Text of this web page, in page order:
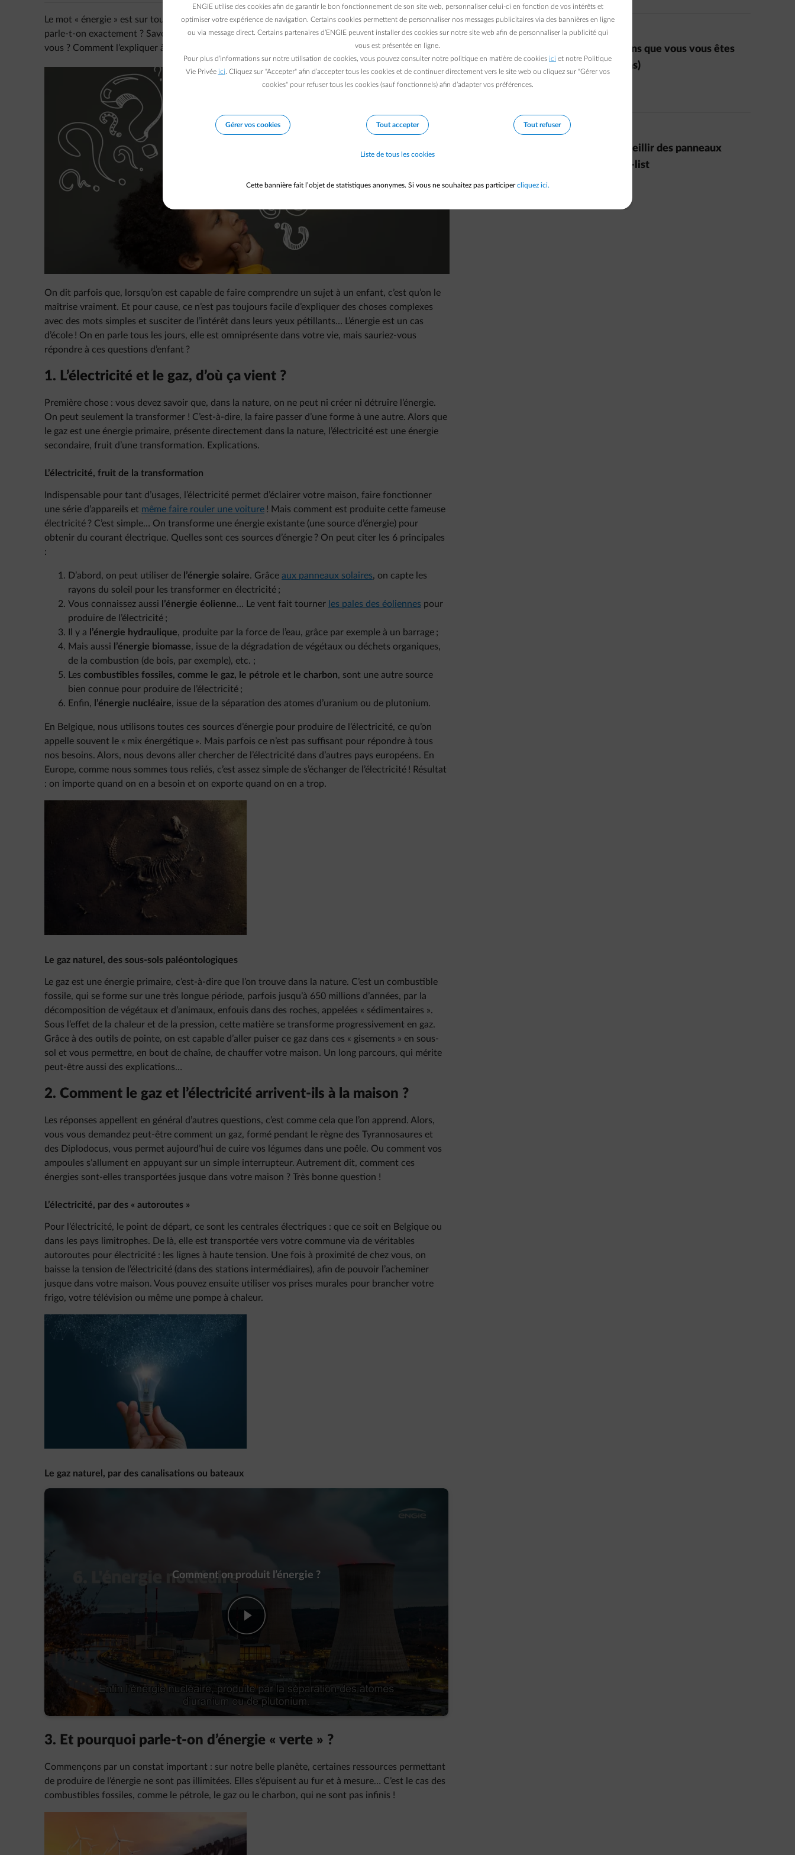
Le mot « énergie » est sur toutes les lèvres et dans chaque geste de notre quotidien, mais de quoi
parle-t-on exactement ? Savez-vous vraiment d’où elle vient ? Comment arrive-t-elle jusque chez
vous ? Comment l’expliquer à un enfant ?
On dit parfois que, lorsqu’on est capable de faire comprendre un sujet à un enfant, c’est qu’on le
maîtrise vraiment. Et pour cause, ce n’est pas toujours facile d’expliquer des choses complexes
avec des mots simples et susciter de l’intérêt dans leurs yeux pétillants… L’énergie est un cas
d’école ! On en parle tous les jours, elle est omniprésente dans votre vie, mais sauriez-vous
répondre à ces questions d’enfant ?
1. L’électricité et le gaz, d’où ça vient ?
Première chose : vous devez savoir que, dans la nature, on ne peut ni créer ni détruire l’énergie.
On peut seulement la transformer ! C’est-à-dire, la faire passer d’une forme à une autre. Alors que
le gaz est une énergie primaire, présente directement dans la nature, l’électricité est une énergie
secondaire, fruit d’une transformation. Explications.
L’électricité, fruit de la transformation
Indispensable pour tant d’usages, l’électricité permet d’éclairer votre maison, faire fonctionner
une série d’appareils et même faire rouler une voiture ! Mais comment est produite cette fameuse
électricité ? C’est simple… On transforme une énergie existante (une source d’énergie) pour
obtenir du courant électrique. Quelles sont ces sources d’énergie ? On peut citer les 6 principales
:
D’abord, on peut utiliser de l’énergie solaire. Grâce aux panneaux solaires, on capte les
rayons du soleil pour les transformer en électricité ;
Vous connaissez aussi
l’énergie éolienne… Le vent fait tourner les pales des éoliennes pour
produire de l’électricité ;
Il y a
l’énergie hydraulique, produite par la force de l’eau, grâce par exemple à un barrage ;
Mais aussi l’énergie biomasse, issue de la dégradation de végétaux ou déchets organiques,
de la combustion (de bois, par exemple), etc. ;
Les combustibles fossiles, comme le gaz, le pétrole et le charbon, sont une autre source
bien connue pour produire de l’électricité ;
Enfin,
l’énergie nucléaire, issue de la séparation des atomes d’uranium ou de plutonium.
En Belgique, nous utilisons toutes ces sources d’énergie pour produire de l’électricité, ce qu’on
appelle souvent le « mix énergétique ». Mais parfois ce n’est pas suffisant pour répondre à tous
nos besoins. Alors, nous devons aller chercher de l’électricité dans d’autres pays européens. En
Europe, comme nous sommes tous reliés, c’est assez simple de s’échanger de l’électricité ! Résultat
: on importe quand on en a besoin et on exporte quand on en a trop.
Le gaz naturel, des sous-sols paléontologiques
Le gaz est une énergie primaire, c’est-à-dire que l’on trouve dans la nature. C’est un combustible
fossile, qui se forme sur une très longue période, parfois jusqu’à 650 millions d’années, par la
décomposition de végétaux et d’animaux, enfouis dans des roches, appelées « sédimentaires ».
Sous l’effet de la chaleur et de la pression, cette matière se transforme progressivement en gaz.
Grâce à des outils de pointe, on est capable d’aller puiser ce gaz dans ces « gisements » en sous-
sol et vous permettre, en bout de chaîne, de chauffer votre maison. Un long parcours, qui mérite
peut-être aussi des explications…
2. Comment le gaz et l’électricité arrivent-ils à la maison ?
Les réponses appellent en général d’autres questions, c’est comme cela que l’on apprend. Alors,
vous vous demandez peut-être comment un gaz, formé pendant le règne des Tyrannosaures et
des Diplodocus, vous permet aujourd’hui de cuire vos légumes dans une poêle. Ou comment vos
ampoules s’allument en appuyant sur un simple interrupteur. Autrement dit, comment ces
énergies sont-elles transportées jusque dans votre maison ? Très bonne question !
L’électricité, par des « autoroutes »
Pour l’électricité, le point de départ, ce sont les centrales électriques : que ce soit en Belgique ou
dans les pays limitrophes. De là, elle est transportée vers votre commune via de véritables
autoroutes pour électricité : les lignes à haute tension. Une fois à proximité de chez vous, on
baisse la tension de l’électricité (dans des stations intermédiaires), afin de pouvoir l’acheminer
jusque dans votre maison. Vous pouvez ensuite utiliser vos prises murales pour brancher votre
frigo, votre télévision ou même une pompe à chaleur.
Le gaz naturel, par des canalisations ou bateaux
Comment on produit l’énergie ?
play-fwd
3. Et pourquoi parle-t-on d’énergie « verte » ?
Commençons par un constat important : sur notre belle planète, certaines ressources permettant
de produire de l’énergie ne sont pas illimitées. Elles s’épuisent au fur et à mesure… C’est le cas des
combustibles fossiles, comme le pétrole, le gaz ou le charbon, qui ne sont pas infinis !
06/03/2023 | 1 min. |
Éoliennes : 12 questions que vous vous êtes
toujours posées (ou pas)
27/06/2022
Votre toit peut-il accueillir des panneaux
solaires ? Votre check-list
Read more
ENGIE utilise des cookies afin de garantir le bon fonctionnement de son site web, personnaliser celui-ci en fonction de vos intérêts et
optimiser votre expérience de navigation. Certains cookies permettent de personnaliser nos messages publicitaires via des bannières en ligne
ou via message direct. Certains partenaires d’ENGIE peuvent installer des cookies sur notre site web afin de personnaliser la publicité qui
vous est présentée en ligne.
Pour plus d’informations sur notre utilisation de cookies, vous pouvez consulter notre politique en matière de cookies ici et notre Politique
Vie Privée ici . Cliquez sur "Accepter" afin d’accepter tous les cookies et de continuer directement vers le site web ou cliquez sur "Gérer vos
cookies" pour refuser tous les cookies (sauf fonctionnels) afin d’adapter vos préférences.
Gérer vos cookies Tout accepter Tout refuser
Liste de tous les cookies
Cette bannière fait l’objet de statistiques anonymes. Si vous ne souhaitez pas participercliquez ici.